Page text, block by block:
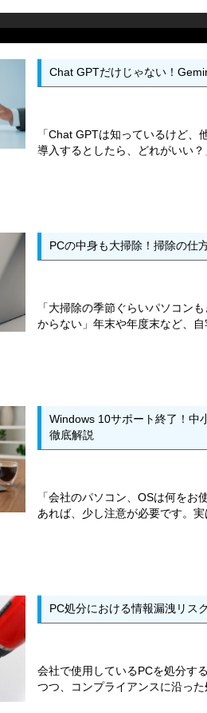
Chat GPTだけじゃない！
「Chat GPTは知っているけど
導入するとしたら、どれがいい？
PCの中身も大掃除！掃除の仕
「大掃除の季節ぐらいパソコン
からない」年末や年度末など、自
Windows 10サポート終了！中
徹底解説
「会社のパソコン、OSは何を
あれば、少し注意が必要です。実
PC処分における情報漏洩リス
会社で使用しているPCを処分す
つつ、コンプライアンスに沿っ